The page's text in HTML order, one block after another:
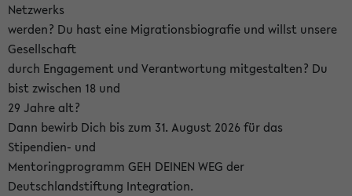
Netzwerks
werden? Du hast eine Migrationsbiografie und willst unsere
Gesellschaft
durch Engagement und Verantwortung mitgestalten? Du
bist zwischen 18 und
29 Jahre alt?
Dann bewirb Dich bis zum 31. August 2026 für das
Stipendien- und
Mentoringprogramm GEH DEINEN WEG der
Deutschlandstiftung Integration.